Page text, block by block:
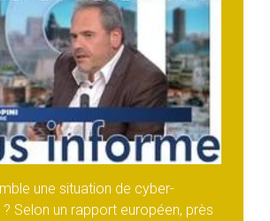
une situation de cyber-
Selon un rapport européen, près